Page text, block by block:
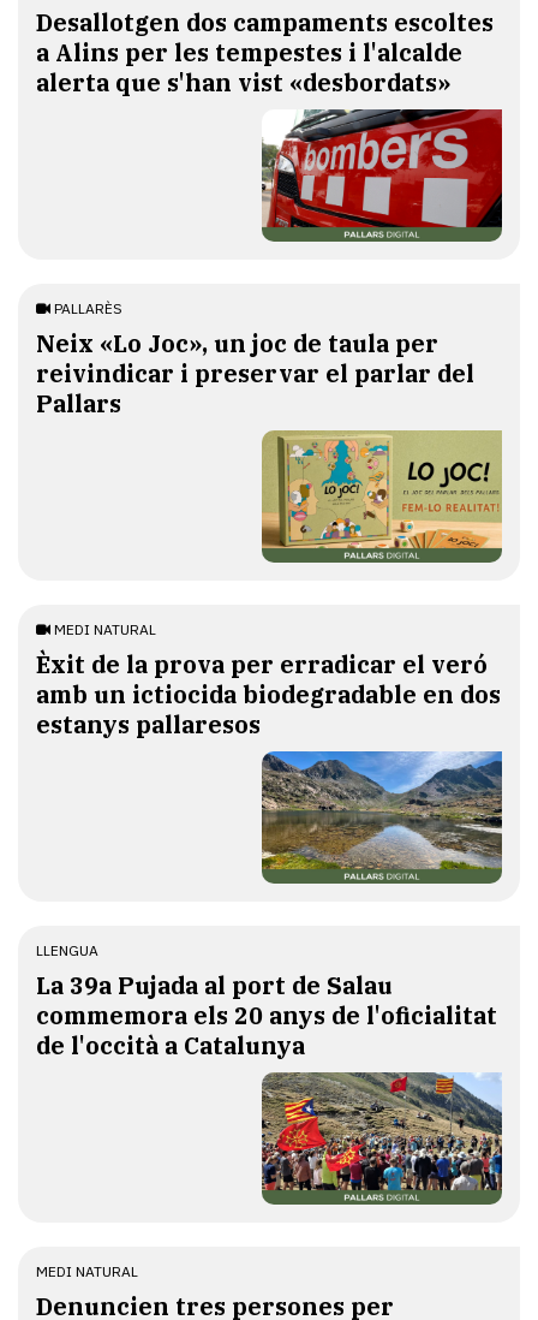
​Desallotgen dos campaments escoltes
a Alins per les tempestes i l'alcalde
alerta que s'han vist «desbordats»
PALLARÈS
​Neix «Lo Joc», un joc de taula per
reivindicar i preservar el parlar del
Pallars
MEDI NATURAL
Èxit de la prova per erradicar el veró
amb un ictiocida biodegradable en dos
estanys pallaresos
LLENGUA
​La 39a Pujada al port de Salau
commemora els 20 anys de l'oficialitat
de l'occità a Catalunya
MEDI NATURAL
Denuncien tres persones per